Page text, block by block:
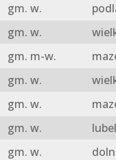
gm. w.
gm. w.
gm. m-w.
gm. w.
gm. w.
gm. w.
gm. w.